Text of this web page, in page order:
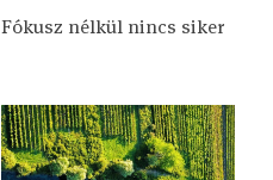
Fókusz nélkül nincs siker